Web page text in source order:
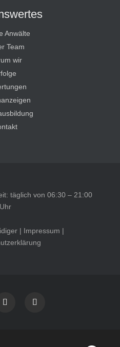
Anwälte
Team
wir
täglich von 06:30 – 21:00
Uhr
| Impressum |